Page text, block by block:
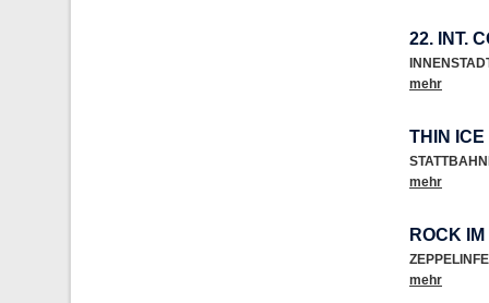
22. INT.
mehr
THIN ICE
mehr
ROCK
mehr